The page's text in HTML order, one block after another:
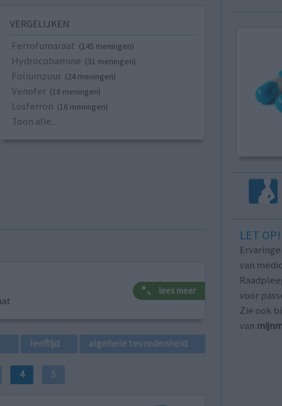
VERGELIJKEN
Ferrofumaraat (145 meningen)
Hydrocobamine (31 meningen)
Foliumzuur (24 meningen)
Venofer (18 meningen)
Losferron (16 meningen)
Toon alle...
lees meer
leeftijd algehele tevredenheid
4 5
LET OP!
van
voor
Zie ook
van